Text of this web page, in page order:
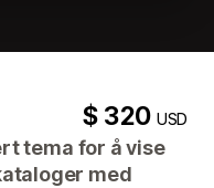
$ 320USD
tema for å vise
med